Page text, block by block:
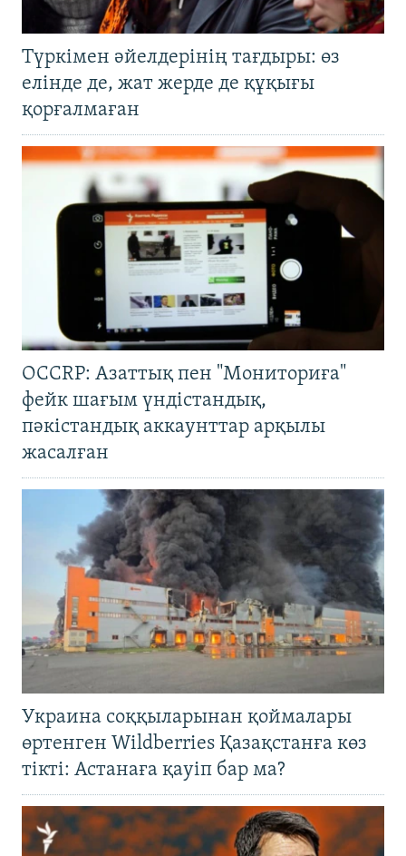
Түркімен әйелдерінің тағдыры: өз
елінде де, жат жерде де құқығы
қорғалмаған
OCCRP: Азаттық пен "Мониториға"
фейк шағым үндістандық,
пәкістандық аккаунттар арқылы
жасалған
Украина соққыларынан қоймалары
өртенген Wildberries Қазақстанға көз
тікті: Астанаға қауіп бар ма?